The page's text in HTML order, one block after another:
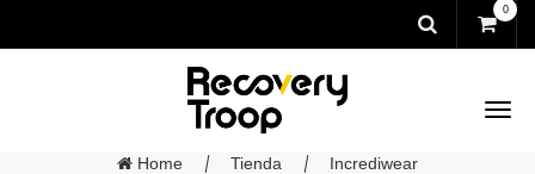
0
Home Tienda
Incrediwear